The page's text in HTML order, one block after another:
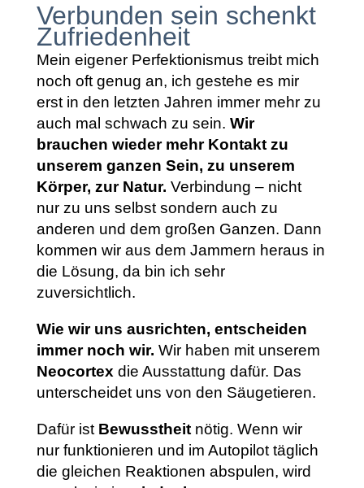
Verbunden sein schenkt
Zufriedenheit
Mein eigener Perfektionismus treibt mich
noch oft genug an, ich gestehe es mir
erst in den letzten Jahren immer mehr zu
auch mal schwach zu sein. Wir
brauchen wieder mehr Kontakt zu
unserem ganzen Sein, zu unserem
Körper, zur Natur. Verbindung – nicht
nur zu uns selbst sondern auch zu
anderen und dem großen Ganzen. Dann
kommen wir aus dem Jammern heraus in
die Lösung, da bin ich sehr
zuversichtlich.
Wie wir uns ausrichten, entscheiden
immer noch wir. Wir haben mit unserem
Neocortex die Ausstattung dafür. Das
unterscheidet uns von den Säugetieren.
Dafür ist Bewusstheitnötig. Wenn wir
nur funktionieren und im Autopilot täglich
die gleichen Reaktionen abspulen, wird